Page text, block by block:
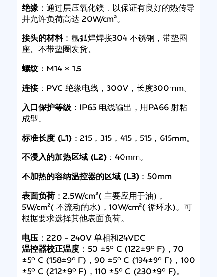
绝缘：通过层压氧化镁，以保证有良好的热传导
并允许负荷高达 20W/cm²。
接头的材料：氩弧焊焊接304 不锈钢，带垫圈
座。不带垫圈发货。
螺纹：M14 × 1.5
连接：PVC 绝缘电线，300V，长度300mm。
入口保护等级：IP65 电线输出，用PA66 射粘
成型。
标准长度 (L1)：215，315，415，515，615mm。
不浸入的加热区域 (L2)：40mm。
不加热的容纳温控器的区域 (L3)：50mm
表面负荷：2.5W/cm²( 主要应用于油)，
5W/cm²( 不流动的水)，10W/cm²( 循环水)。可
根据要求选择其他表面负荷。
电压：220 - 240V 单相和24VDC
温控器校正温度：50 ±5° C (122±9° F)，70
±5° C (158±9° F)，90 ±5° C (194±9° F)，100
±5° C (212±9° F)，110 ±5° C (230±9° F)。